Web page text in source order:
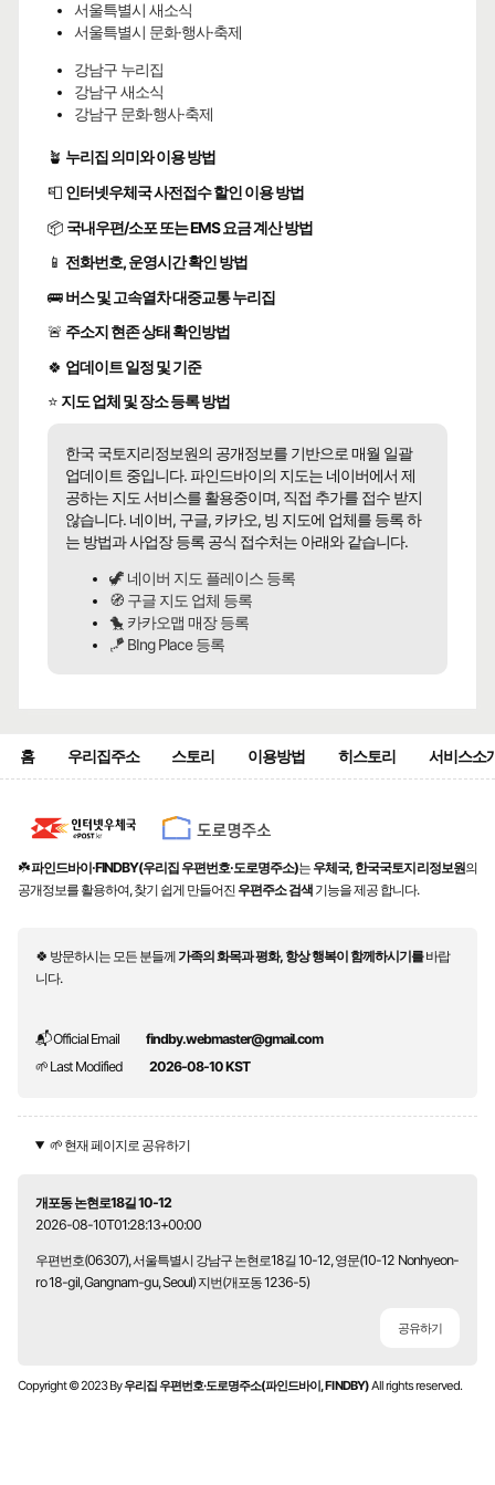
서울특별시 새소식
서울특별시 문화·행사·축제
강남구 누리집
강남구 새소식
강남구 문화·행사·축제
🪴 누리집 의미와 이용 방법
📮 인터넷우체국 사전접수 할인 이용 방법
📦 국내우편/소포 또는 EMS 요금 계산 방법
📱 전화번호, 운영시간 확인 방법
🚌버스 및 고속열차 대중교통 누리집
🚨 주소지 현존 상태 확인방법
🍀 업데이트 일정 및 기준
⭐ 지도 업체 및 장소 등록 방법
한국 국토지리정보원의 공개정보를 기반으로 매월 일괄
업데이트 중입니다. 파인드바이의 지도는 네이버에서 제
공하는 지도 서비스를 활용중이며, 직접 추가를 접수 받지
않습니다. 네이버, 구글, 카카오, 빙 지도에 업체를 등록 하
는 방법과 사업장 등록 공식 접수처는 아래와 같습니다.
🦖 네이버 지도 플레이스 등록
🧭 구글 지도 업체 등록
🐤 카카오맵 매장 등록
🪁 BIng Place 등록
홈 우리집주소 스토리 이용방법 히스토리 서비스소
☘️파인드바이·FINDBY(우리집 우편번호·도로명주소)는 우체국, 한국국토지리정보원의
공개정보를 활용하여, 찾기 쉽게 만들어진 우편주소 검색 기능을 제공 합니다.
🍀 방문하시는 모든 분들께가족의 화목과 평화, 항상 행복이 함께하시기를바랍
니다.
📬 Official Email
findby.webmaster@gmail.com
🌱 Last Modified
2026-08-10 KST
🌱 현재 페이지로 공유하기
개포동 논현로18길 10-12
2026-08-10T01:28:13+00:00
우편번호(06307), 서울특별시 강남구 논현로18길 10-12, 영문(10-12 Nonhyeon-
ro 18-gil, Gangnam-gu, Seoul) 지번(개포동 1236-5)
공유하기
Copyright © 2023 By우리집 우편번호·도로명주소(파인드바이, FINDBY)All rights reserved.